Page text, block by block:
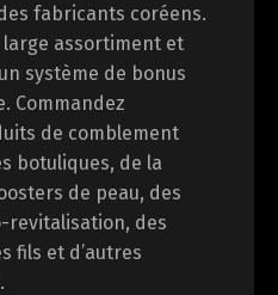
fabricants coréens.
large assortiment et
système de bonus
Commandez
de comblement
botuliques, de la
de peau, des
revitalisation, des
fils et d’autres